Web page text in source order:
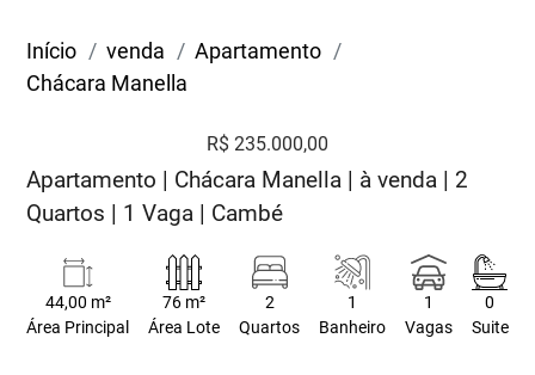
Início venda
Apartamento
Chácara Manella
R$ 235.000,00
Apartamento | Chácara Manella | à venda | 2
Quartos | 1 Vaga | Cambé
44,00 m²
Área Principal
76 m²
Área Lote
2
Quartos
1
Banheiro
1
Vagas
0
Suite